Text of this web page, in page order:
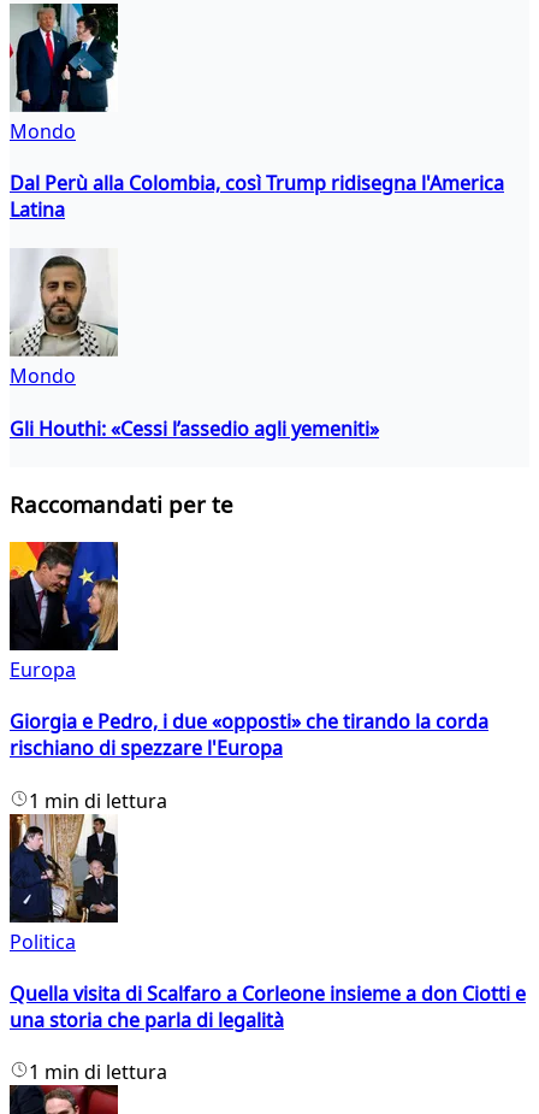
Mondo
Dal Perù alla Colombia, così Trump ridisegna l'America
Latina
Mondo
Gli Houthi: «Cessi l’assedio agli yemeniti»
Raccomandati per te
Europa
Giorgia e Pedro, i due «opposti» che tirando la corda
rischiano di spezzare l'Europa
1 min di lettura
Politica
Quella visita di Scalfaro a Corleone insieme a don Ciotti e
una storia che parla di legalità
1 min di lettura